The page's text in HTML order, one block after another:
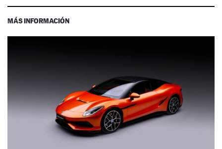
MÁS INFORMACIÓN